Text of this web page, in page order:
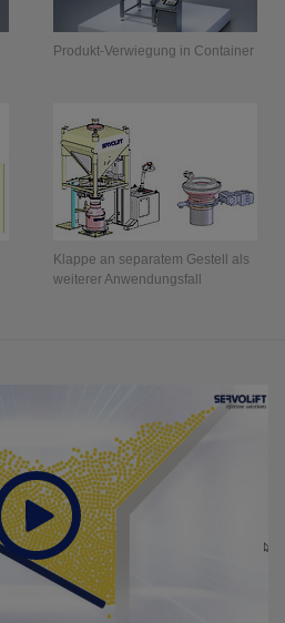
Produkt-Verwiegung in Container
Klappe an separatem Gestell als
weiterer Anwendungsfall